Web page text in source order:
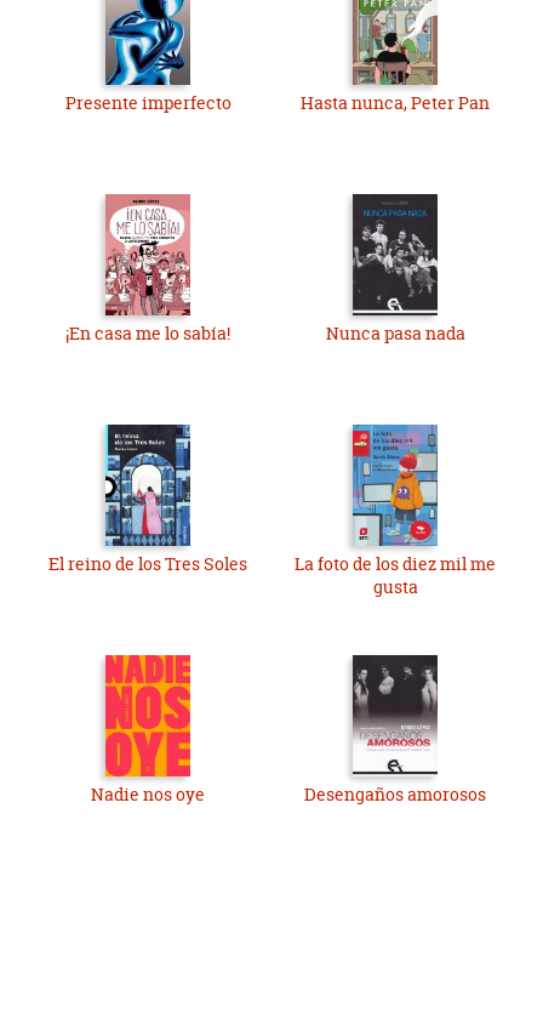
Presente imperfecto Hasta nunca, Peter Pan
¡En casa me lo sabía! Nunca pasa nada
El reino de los Tres Soles
La foto de los diez mil me
gusta
Nadie nos oye Desengaños amorosos